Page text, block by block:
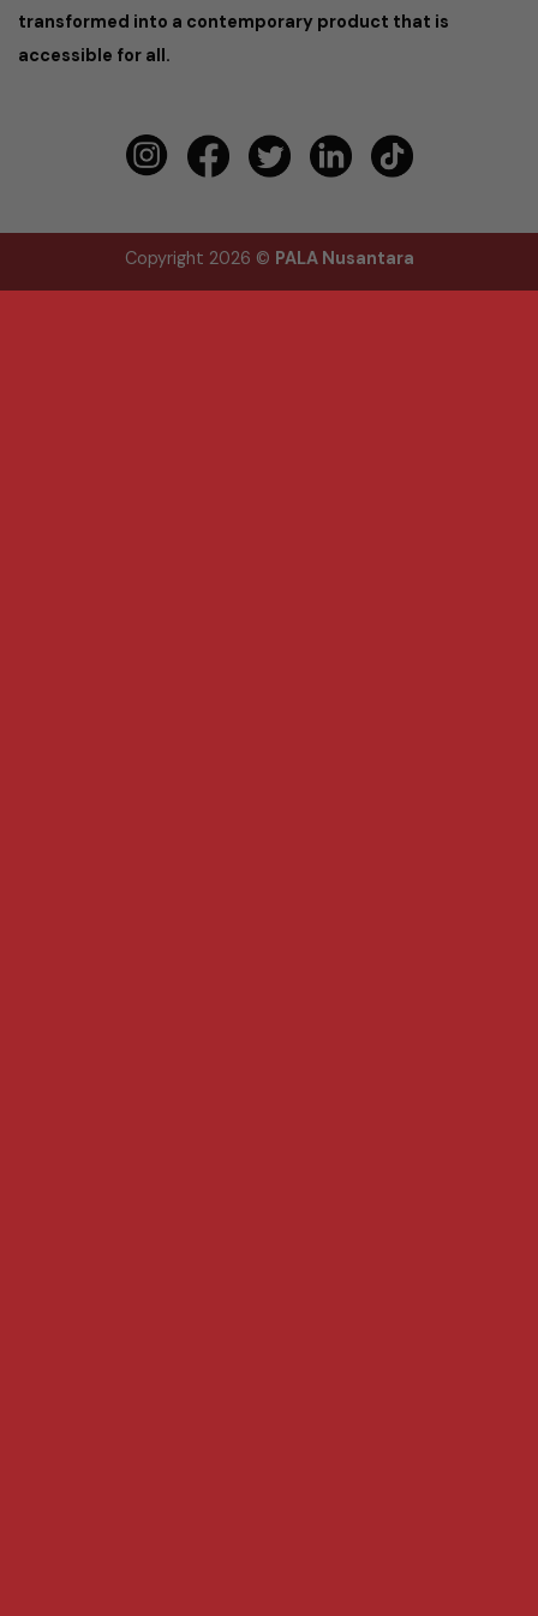
transformed into a contemporary product that is
accessible for all.
Copyright 2026 © PALA Nusantara